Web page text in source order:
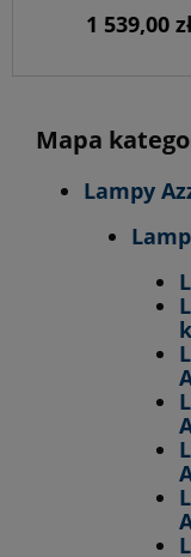
1 539,00
Mapa
Lampy